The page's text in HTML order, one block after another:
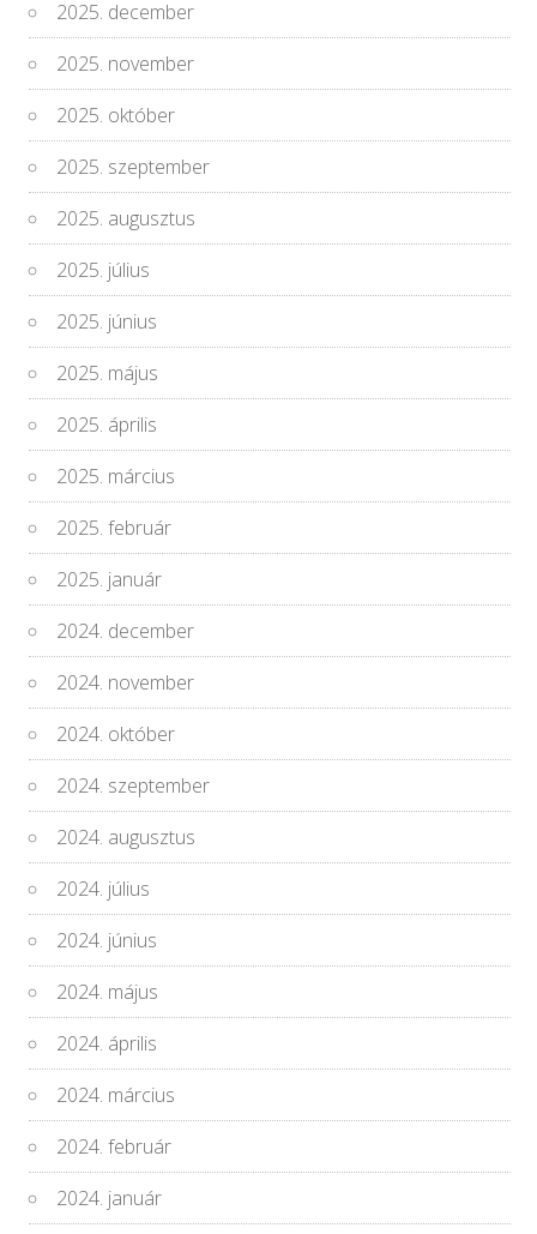
2025. december
2025. november
2025. október
2025. szeptember
2025. augusztus
2025. július
2025. június
2025. május
2025. április
2025. március
2025. február
2025. január
2024. december
2024. november
2024. október
2024. szeptember
2024. augusztus
2024. július
2024. június
2024. május
2024. április
2024. március
2024. február
2024. január